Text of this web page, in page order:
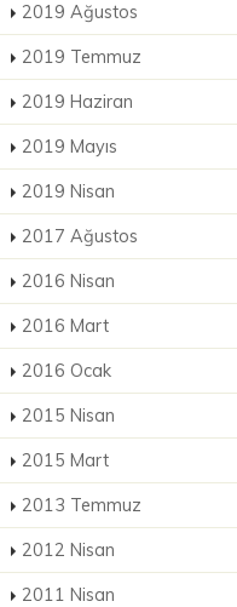
2019 Ağustos
2019 Temmuz
2019 Haziran
2019 Mayıs
2019 Nisan
2017 Ağustos
2016 Nisan
2016 Mart
2016 Ocak
2015 Nisan
2015 Mart
2013 Temmuz
2012 Nisan
2011 Nisan